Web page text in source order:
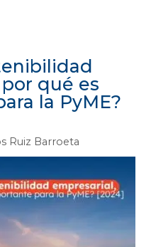
qué es
la PyME?
Ruiz Barroeta